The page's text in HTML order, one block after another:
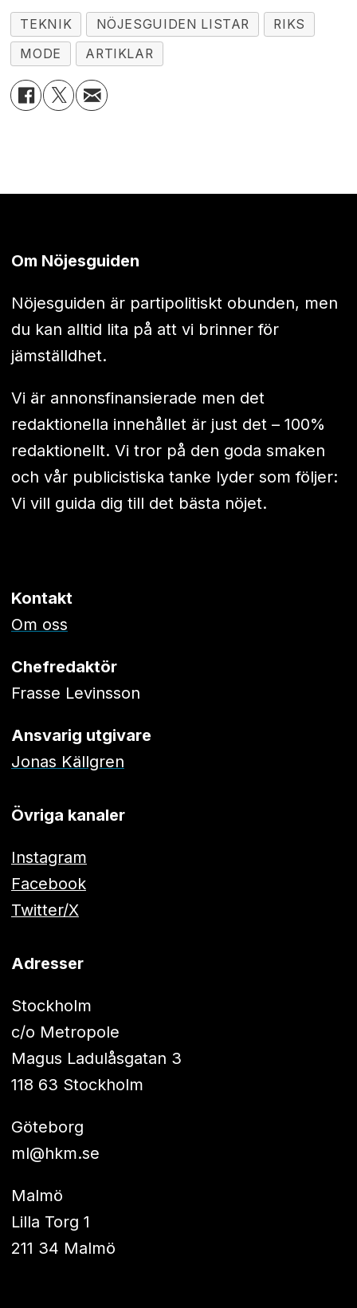
TEKNIK NÖJESGUIDEN LISTAR
RIKS
MODE
ARTIKLAR
Om Nöjesguiden
Nöjesguiden är partipolitiskt obunden, men
du kan alltid lita på att vi brinner för
jämställdhet.
Vi är annonsfinansierade men det
redaktionella innehållet är just det – 100%
redaktionellt. Vi tror på den goda smaken
och vår publicistiska tanke lyder som följer:
Vi vill guida dig till det bästa nöjet.
Kontakt
Om oss
Chefredaktör
Frasse Levinsson
Ansvarig utgivare
Jonas Källgren
Övriga kanaler
Instagram
Facebook
Twitter/X
Adresser
Stockholm
c/o Metropole
Magus Ladulåsgatan 3
118 63 Stockholm
Göteborg
ml@hkm.se
Malmö
Lilla Torg 1
211 34 Malmö